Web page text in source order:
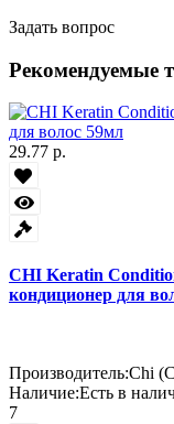
Задать вопрос
Рекомендуемые
29.77 р.
CHI Keratin
кондиционер для
Производитель:Chi
Наличие:Есть в
7